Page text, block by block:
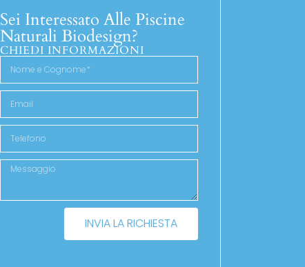
Sei Interessato Alle Piscine
Naturali Biodesign?
CHIEDI INFORMAZIONI
INVIA LA RICHIESTA